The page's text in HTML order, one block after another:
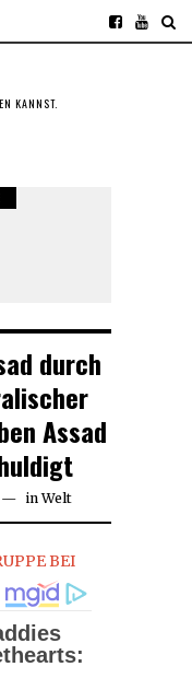
KANNST.
durch
Assad
in Welt
BEI